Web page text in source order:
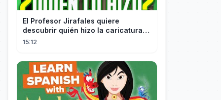
El Profesor Jirafales quiere
descubrir quién hizo la caricatura
de él
15:12